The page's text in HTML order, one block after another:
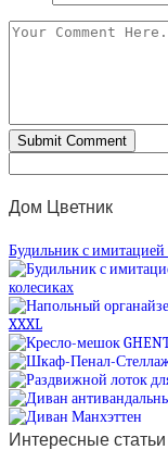
Дом Цветник
Будильник с имитацией
колесиках
XXXL
Интересные статьи